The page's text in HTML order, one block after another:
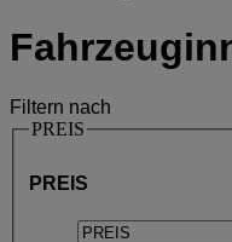
Filtern nach
PREIS
PREIS